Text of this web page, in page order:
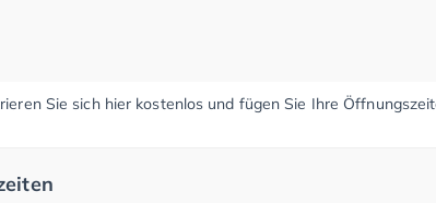
Sie sich hier kostenlos und fügen Sie Ihre